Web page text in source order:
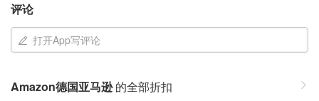
评论
打开App写评论
Amazon德国亚马逊的全部折扣